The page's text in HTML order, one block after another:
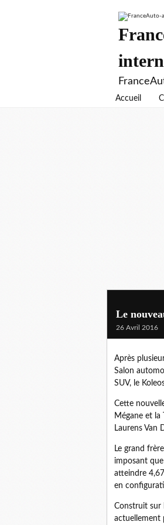
Accueil
Le
26 Avril 2016
Après
Salon
SUV, le
Cette
Mégane et la
Laurens Van
Le grand
imposant
atteindre
en
Construit sur
actuellement